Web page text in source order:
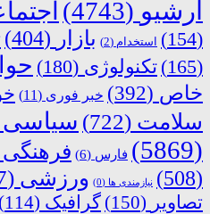
آرشیو (4743)
(154)
استخدام (2) بازار (404)
(165)
تکنولوژی (180)
خاص (392) خبر فوری (11)
سلامت (722) سیاسی
(5869)
فارس (6)
(508)
نیازمندی ها (0) ورزشی (827)
تصاویر (150) گرافیک (114)